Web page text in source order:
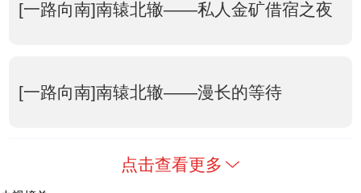
[一路向南]南辕北辙——私人金矿借宿之夜
[一路向南]南辕北辙——漫长的等待
点击查看更多